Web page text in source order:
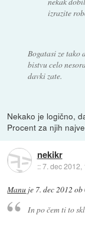
izrazite
Bogatasi ze tako
bistvu celo
davki zate.
Nekako je logično,
Procent za njih
nekikr
::7. dec 2012,
Manu je 7. dec 2012
In po čem ti to